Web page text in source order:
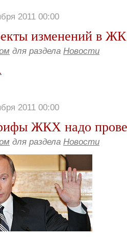
2011 00:00
изменений в
для раздела Новости
2011 00:00
ЖКХ надо
для раздела Новости